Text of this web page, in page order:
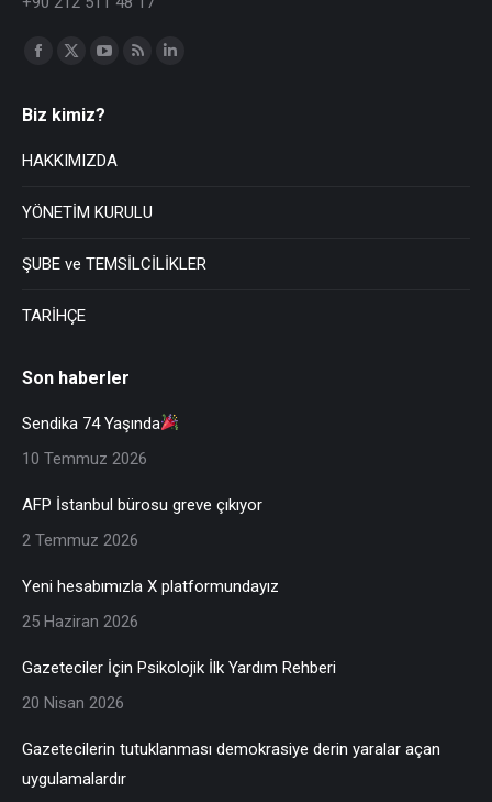
Find us on:
Biz kimiz?
HAKKIMIZDA
YÖNETİM KURULU
ŞUBE ve TEMSİLCİLİKLER
TARİHÇE
Son haberler
Sendika 74 Yaşında
10 Temmuz 2026
AFP İstanbul bürosu greve çıkıyor
2 Temmuz 2026
Yeni hesabımızla X platformundayız
25 Haziran 2026
Gazeteciler İçin Psikolojik İlk Yardım Rehberi
20 Nisan 2026
Gazetecilerin tutuklanması demokrasiye derin yaralar açan
uygulamalardır